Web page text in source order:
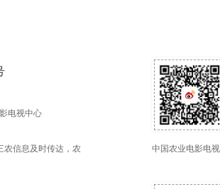
电视中心
农信息及时传达，农
中国农业电影电